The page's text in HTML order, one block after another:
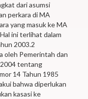
dari asumsi
perkara di MA
yang masuk ke MA
ini terlihat dalam
2003.2
oleh Pemerintah dan
2004 tentang
14 Tahun 1985
bahwa diperlukan
kasasi ke